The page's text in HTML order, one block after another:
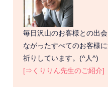
毎日沢山のお客様との出
ながったすべてのお客様
祈りしています。(^人^)
[⇒くりりん先生のご紹介]